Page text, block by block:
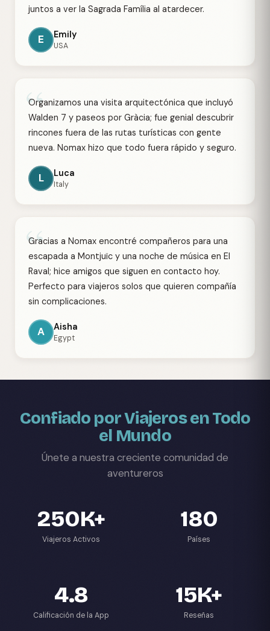
juntos a ver la Sagrada Família al atardecer.
E Emily
USA
“
Organizamos una visita arquitectónica que incluyó
Walden 7 y paseos por Gràcia; fue genial descubrir
rincones fuera de las rutas turísticas con gente
nueva. Nomax hizo que todo fuera rápido y seguro.
L Luca
Italy
“
Gracias a Nomax encontré compañeros para una
escapada a Montjuïc y una noche de música en El
Raval; hice amigos que siguen en contacto hoy.
Perfecto para viajeros solos que quieren compañía
sin complicaciones.
A Aisha
Egypt
Confiado por Viajeros en Todo
el Mundo
Únete a nuestra creciente comunidad de
aventureros
250K+
Viajeros Activos
180
Países
4.8
Calificación de la App
15K+
Reseñas